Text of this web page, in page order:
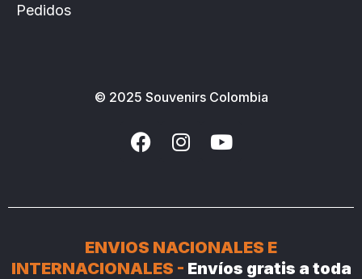
Pedidos
© 2025 Souvenirs Colombia
ENVIOS NACIONALES E
INTERNACIONALES - Envíos gratis a toda